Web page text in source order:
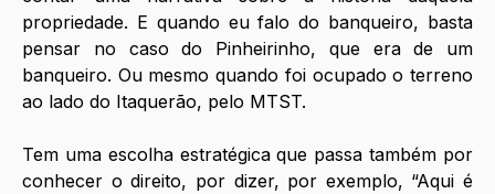
propriedade. E quando eu falo do banqueiro, basta
pensar no caso do Pinheirinho, que era de um
banqueiro. Ou mesmo quando foi ocupado o terreno
ao lado do Itaquerão, pelo MTST.
Tem uma escolha estratégica que passa também por
conhecer o direito, por dizer, por exemplo, “Aqui é